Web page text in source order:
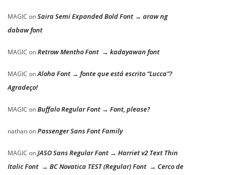
MAGIC onSaira Semi Expanded Bold Font → araw ng
dabaw font
MAGIC onRetrow Mentho Font → kadayawan font
MAGIC onAloha Font → fonte que está escrito “Lucca”?
Agradeço!
MAGIC onBuffalo Regular Font → Font, please?
nathanonPassenger Sans Font Family
MAGIC onJASO Sans Regular Font → Harriet v2 Text Thin
Italic Font → BC Novatica TEST (Regular) Font → Cerco de